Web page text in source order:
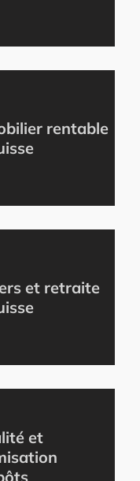
rentable
et retraite
et